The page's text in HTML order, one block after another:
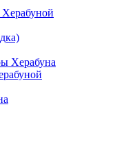
Херабуна